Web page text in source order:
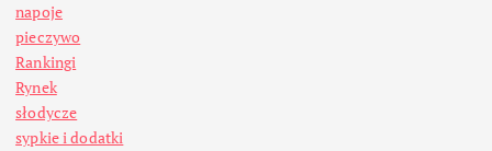
napoje
pieczywo
Rankingi
Rynek
słodycze
sypkie i dodatki